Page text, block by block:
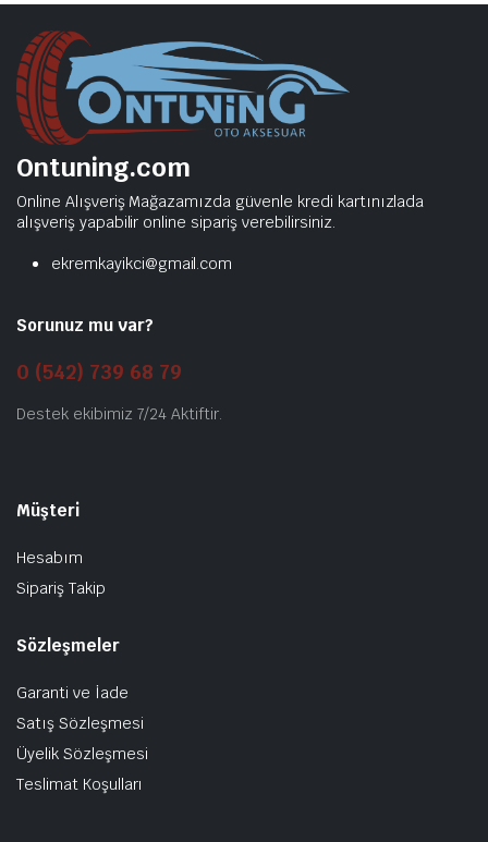
Ontuning.com
Online Alışveriş Mağazamızda güvenle kredi kartınızlada
alışveriş yapabilir online sipariş verebilirsiniz.
ekremkayikci@gmail.com
Sorunuz mu var?
0 (542) 739 68 79
Destek ekibimiz 7/24 Aktiftir.
Müşteri
Hesabım
Sipariş Takip
Sözleşmeler
Garanti ve İade
Satış Sözleşmesi
Üyelik Sözleşmesi
Teslimat Koşulları